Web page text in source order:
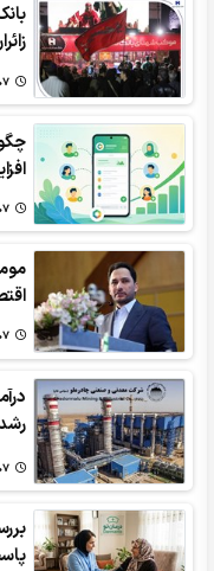
07 مرداد 1405 - 16:31
07 مرداد 1405 - 15:15
07 مرداد 1405 - 11:02
07 مرداد 1405 - 08:46